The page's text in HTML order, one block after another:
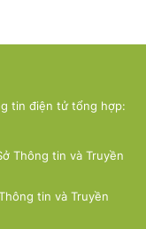
tin điện tử tổng hợp:
Thông tin và Truyền
tin và Truyền